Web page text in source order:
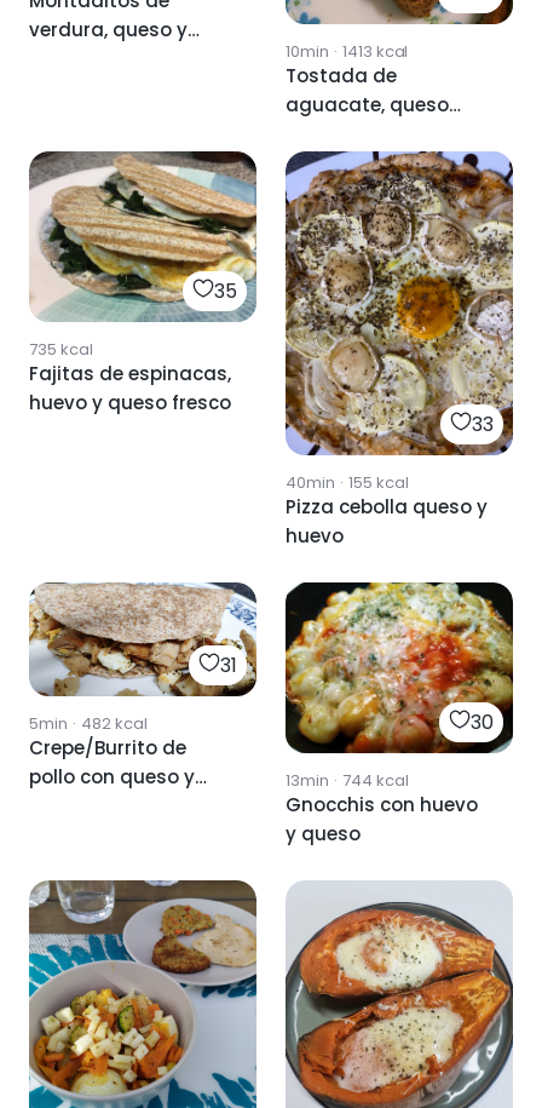
verdura, queso y
10min · 1413 kcal
Tostada de
aguacate, queso
35
735 kcal
Fajitas de espinacas,
huevo y queso fresco
33
40min · 155 kcal
Pizza cebolla queso y
huevo
31
5min · 482kcal
Crepe/Burrito de
pollo con queso y
30
13min · 744 kcal
Gnocchis con huevo
y queso